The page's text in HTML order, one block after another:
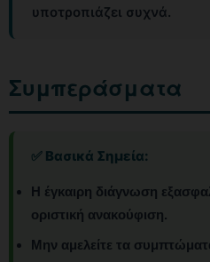
υποτροπιάζει συχνά.
Συμπεράσματα
✅ Βασικά Σημεία:
Η έγκαιρη διάγνωση
οριστική ανακούφιση.
Μην αμελείτε τα